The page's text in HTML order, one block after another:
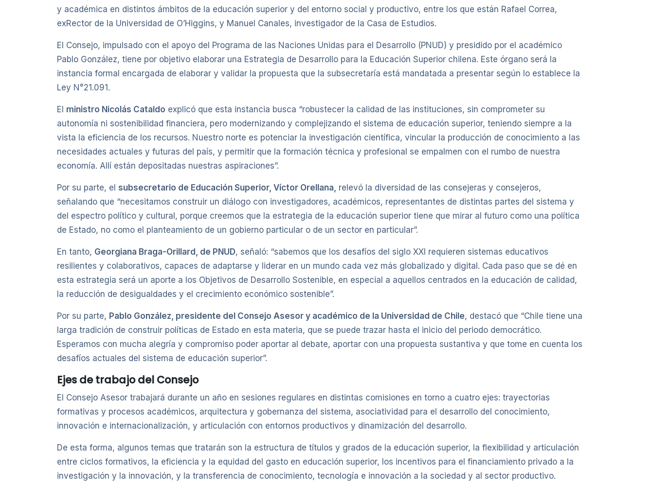
y académica en distintos ámbitos de la educación superior y del entorno social y productivo, entre los que están Rafael Correa,
exRector de la Universidad de O’Higgins, y Manuel Canales, investigador de la Casa de Estudios.
El Consejo, impulsado con el apoyo del Programa de las Naciones Unidas para el Desarrollo (PNUD) y presidido por el académico
Pablo González, tiene por objetivo elaborar una Estrategia de Desarrollo para la Educación Superior chilena. Este órgano será la
instancia formal encargada de elaborar y validar la propuesta que la subsecretaría está mandatada a presentar según lo establece la
Ley N°21.091.
El ministro Nicolás Cataldo explicó que esta instancia busca “robustecer la calidad de las instituciones, sin comprometer su
autonomía ni sostenibilidad financiera, pero modernizando y complejizando el sistema de educación superior, teniendo siempre a la
vista la eficiencia de los recursos. Nuestro norte es potenciar la investigación científica, vincular la producción de conocimiento a las
necesidades actuales y futuras del país, y permitir que la formación técnica y profesional se empalmen con el rumbo de nuestra
economía. Allí están depositadas nuestras aspiraciones”.
Por su parte, el subsecretario de Educación Superior, Víctor Orellana, relevó la diversidad de las consejeras y consejeros,
señalando que “necesitamos construir un diálogo con investigadores, académicos, representantes de distintas partes del sistema y
del espectro político y cultural, porque creemos que la estrategia de la educación superior tiene que mirar al futuro como una política
de Estado, no como el planteamiento de un gobierno particular o de un sector en particular”.
En tanto, Georgiana Braga-Orillard, de PNUD, señaló: “sabemos que los desafíos del siglo XXI requieren sistemas educativos
resilientes y colaborativos, capaces de adaptarse y liderar en un mundo cada vez más globalizado y digital. Cada paso que se dé en
esta estrategia será un aporte a los Objetivos de Desarrollo Sostenible, en especial a aquellos centrados en la educación de calidad,
la reducción de desigualdades y el crecimiento económico sostenible”.
Por su parte, Pablo González, presidente del Consejo Asesor y académico de la Universidad de Chile, destacó que “Chile tiene una
larga tradición de construir políticas de Estado en esta materia, que se puede trazar hasta el inicio del periodo democrático.
Esperamos con mucha alegría y compromiso poder aportar al debate, aportar con una propuesta sustantiva y que tome en cuenta los
desafíos actuales del sistema de educación superior”.
Ejes de trabajo del Consejo
El Consejo Asesor trabajará durante un año en sesiones regulares en distintas comisiones en torno a cuatro ejes: trayectorias
formativas y procesos académicos, arquitectura y gobernanza del sistema, asociatividad para el desarrollo del conocimiento,
innovación e internacionalización, y articulación con entornos productivos y dinamización del desarrollo.
De esta forma, algunos temas que tratarán son la estructura de títulos y grados de la educación superior, la flexibilidad y articulación
entre ciclos formativos, la eficiencia y la equidad del gasto en educación superior, los incentivos para el financiamiento privado a la
investigación y la innovación, y la transferencia de conocimiento, tecnología e innovación a la sociedad y al sector productivo.